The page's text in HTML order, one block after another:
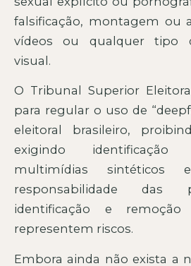
falsificação, montagem ou
vídeos ou qualquer tipo
visual.
O Tribunal Superior
para regular o uso de
eleitoral brasileiro,
exigindo
multimídias sintéticos
responsabilidade das
identificação e
representem riscos.
Embora ainda não exista a